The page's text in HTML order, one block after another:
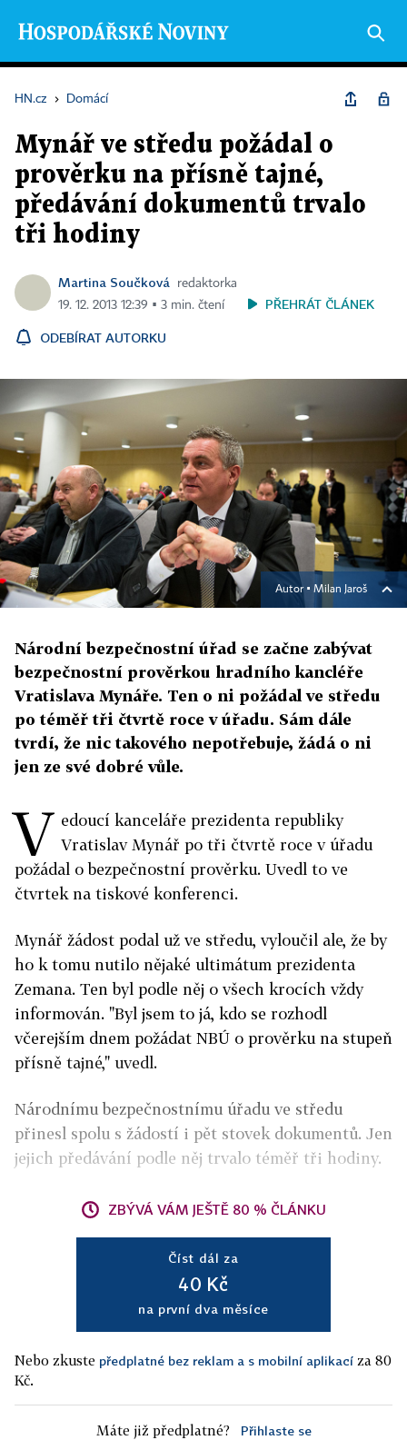
HN.cz › Domácí
Mynář ve středu požádal o
prověrku na přísně tajné,
předávání dokumentů trvalo
tři hodiny
Martina Součková
redaktorka
19. 12. 2013 12:39 ▪ 3 min. čtení
PŘEHRÁT ČLÁNEK
ODEBÍRAT AUTORKU
Autor ▪ Milan Jaroš
Národní bezpečnostní úřad se začne zabývat
bezpečnostní prověrkou hradního kancléře
Vratislava Mynáře. Ten o ni požádal ve středu
po téměř tři čtvrtě roce v úřadu. Sám dále
tvrdí, že nic takového nepotřebuje, žádá o ni
jen ze své dobré vůle.
V edoucí kanceláře prezidenta republiky
Vratislav Mynář po tři čtvrtě roce v úřadu
požádal o bezpečnostní prověrku. Uvedl to ve
čtvrtek na tiskové konferenci.
Mynář žádost podal už ve středu, vyloučil ale, že by
ho k tomu nutilo nějaké ultimátum prezidenta
Zemana. Ten byl podle něj o všech krocích vždy
informován. "Byl jsem to já, kdo se rozhodl
včerejším dnem požádat NBÚ o prověrku na stupeň
přísně tajné," uvedl.
Národnímu bezpečnostnímu úřadu ve středu
přinesl spolu s žádostí i pět stovek dokumentů. Jen
jejich předávání podle něj trvalo téměř tři hodiny.
ZBÝVÁ VÁM JEŠTĚ 80 % ČLÁNKU
Číst dál za
40 Kč
na první dva měsíce
Nebo zkuste předplatné bez reklam a s mobilní aplikací za 80
Kč.
Máte již předplatné? Přihlaste se